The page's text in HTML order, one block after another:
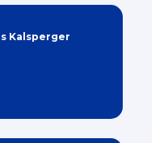
Kalsperger